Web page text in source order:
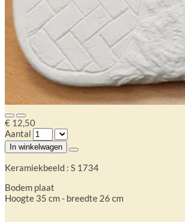
€ 12,50
Aantal
In winkelwagen
Keramiekbeeld : S 1734
Bodem plaat
Hoogte 35 cm - breedte 26 cm